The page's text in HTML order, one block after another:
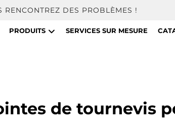
DES PROBLÈMES !
PRODUITS SERVICES SUR MESURE
de tournevis